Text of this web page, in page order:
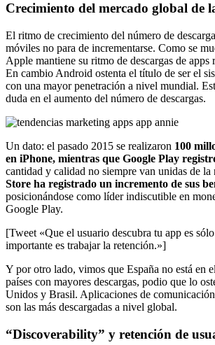
Crecimiento del mercado global de
El ritmo de crecimiento del número de
móviles no para de incrementarse. Como se
Apple mantiene su ritmo de descargas de apps
En cambio Android ostenta el título de ser el
con una mayor penetración a nivel mundial.
duda en el aumento del número de descargas.
Un dato: el pasado 2015 se realizaron 100
en iPhone, mientras que Google Play
cantidad y calidad no siempre van unidas de la
Store ha registrado un incremento de sus
posicionándose como líder indiscutible en
Google Play.
[Tweet «Que el usuario descubra tu app es
importante es trabajar la retención.»]
Y por otro lado, vimos que España no está en
países con mayores descargas, podio que lo
Unidos y Brasil. Aplicaciones de
son las más descargadas a nivel global.
“Discoverability” y retención de